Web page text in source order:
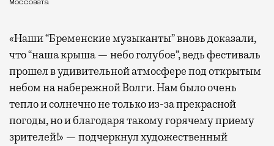
Моссовета
«Наши “Бременские музыканты” вновь доказали,
что “наша крыша — небо голубое”, ведь фестиваль
прошел в удивительной атмосфере под открытым
небом на набережной Волги. Нам было очень
тепло и солнечно не только из-за прекрасной
погоды, но и благодаря такому горячему приему
зрителей!» — подчеркнул художественный